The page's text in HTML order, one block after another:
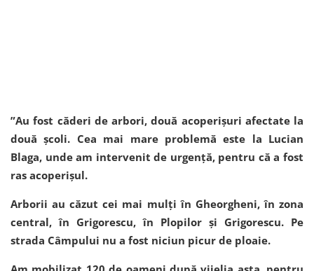
”Au fost căderi de arbori, două acoperișuri afectate la
două școli. Cea mai mare problemă este la Lucian
Blaga, unde am intervenit de urgență, pentru că a fost
ras acoperișul.
Arborii au căzut cei mai mulți în Gheorgheni, în zona
central, în Grigorescu, în Plopilor și Grigorescu. Pe
strada Câmpului nu a fost niciun picur de ploaie.